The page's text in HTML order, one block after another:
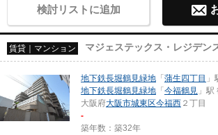
検討リストに追加
賃貸｜マンション マジェステックス・レジデン
地下鉄長堀鶴見緑地 「 蒲生四丁目
地下鉄長堀鶴見緑地 「 今福鶴見 」
大阪府大阪市城東区今福西 ２丁目
-
築年数：築32年